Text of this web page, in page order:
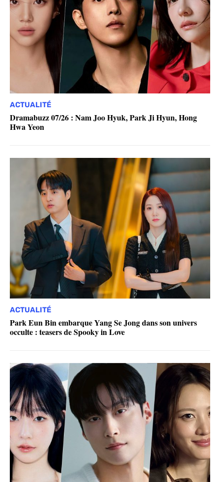
ACTUALITÉ
Dramabuzz 07/26 : Nam Joo Hyuk, Park Ji Hyun, Hong
Hwa Yeon
ACTUALITÉ
Park Eun Bin embarque Yang Se Jong dans son univers
occulte : teasers de Spooky in Love